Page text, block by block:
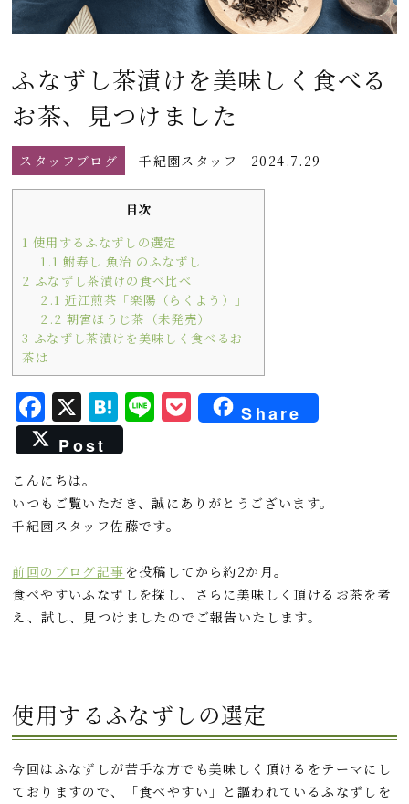
ふなずし茶漬けを美味しく食べる
お茶、見つけました
スタッフブログ 千紀園スタッフ 2024.7.29
目次
1 使用するふなずしの選定
1.1 鮒寿し 魚治 のふなずし
2 ふなずし茶漬けの食べ比べ
2.1 近江煎茶「楽陽（らくよう）」
2.2 朝宮ほうじ茶（未発売）
3 ふなずし茶漬けを美味しく食べるお
茶は
F
a
c
e
b
o
k
X H
a
t
e
n
L
i
e
P
o
k
e
Share
Post
こんにちは。
いつもご覧いただき、誠にありがとうございます。
千紀園スタッフ佐藤です。
前回のブログ記事 を投稿してから約2か月。
食べやすいふなずしを探し、さらに美味しく頂けるお茶を考
え、試し、見つけましたのでご報告いたします。
使用するふなずしの選定
今回はふなずしが苦手な方でも美味しく頂けるをテーマにし
ておりますので、「食べやすい」と謳われているふなずしを